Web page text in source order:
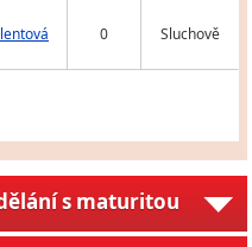
0 Sluchově
s maturitou